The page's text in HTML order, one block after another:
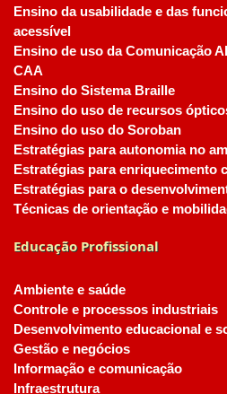
Ensino da usabilidade e das
acessível
Ensino de uso da Comunicação
CAA
Ensino do Sistema Braille
Ensino do uso de recursos
Ensino do uso do Soroban
Estratégias para autonomia no
Estratégias para enriquecimento
Estratégias para o
Técnicas de orientação e
Educação Profissional
Ambiente e saúde
Controle e processos industriais
Desenvolvimento educacional e
Gestão e negócios
Informação e comunicação
Infraestrutura